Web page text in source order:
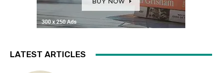
LATEST ARTICLES